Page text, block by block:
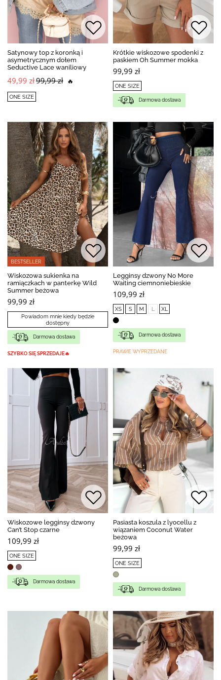
Satynowy top z koronką i
asymetrycznym dołem
Seductive Lace waniliowy
49,99 zł99,99 zł 🔥
ONE SIZE
Krótkie wiskozowe spodenki z
paskiem Oh Summer mokka
99,99 zł
ONE SIZE
Darmowa dostawa
BESTSELLER
Wiskozowa sukienka na
ramiączkach w panterkę Wild
Summer beżowa
99,99 zł
Powiadom mnie kiedy będzie
dostępny
Darmowa dostawa
SZYBKO SIĘ SPRZEDAJE🔥
Legginsy dzwony No More
Waiting ciemnoniebieskie
109,99 zł
XS S M L XL
Darmowa dostawa
PRAWIE WYPRZEDANE
Wiskozowe legginsy dzwony
Can’t Stop czarne
109,99 zł
ONE SIZE
Darmowa dostawa
Pasiasta koszula z lyocellu z
wiązaniem Coconut Water
beżowa
99,99 zł
ONE SIZE
Darmowa dostawa